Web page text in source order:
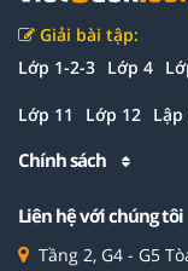
Giải bài tập:
Lớp 1-2-3 Lớp 4
Lớp 11 Lớp 12
Chính sách
Liên hệ với chúng tôi
Tầng 2, G4 - G5